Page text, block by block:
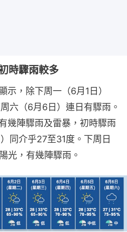
時驟雨較多
示，除下周一（6月1日）
六（6月6日）連日有驟雨。
幾陣驟雨及雷暴，初時驟雨
同介乎27至31度。下周日
光，有幾陣驟雨。